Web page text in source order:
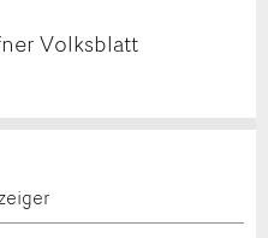
Volksblatt